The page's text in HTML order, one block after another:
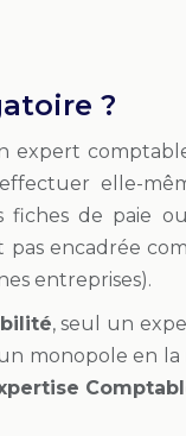
?
expert
elle-
de paie
pas encadrée
entreprises).
, seul un
monopole en la